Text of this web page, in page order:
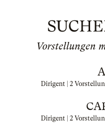
Vorstellungen
Dirigent | 2
Dirigent | 2